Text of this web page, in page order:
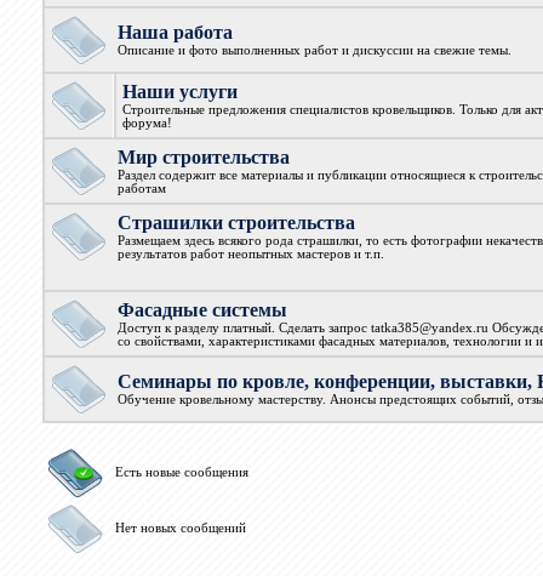
Наша работа
Описание и фото выполненных работ и дискуссии на свежие темы.
Наши услуги
Строительные предложения специалистов кровельщиков. Только для
форума!
Мир строительства
Раздел содержит все материалы и публикации относящиеся к
работам
Страшилки строительства
Размещаем здесь всякого рода страшилки, то есть фотографии
результатов работ неопытных мастеров и т.п.
Фасадные системы
Доступ к разделу платный. Сделать запрос tatka385@yandex.ru
со свойствами, характеристиками фасадных материалов, технологии и
Семинары по кровле, конференции,
Обучение кровельному мастерству. Анонсы предстоящих событий,
Есть новые сообщения
Нет новых сообщений